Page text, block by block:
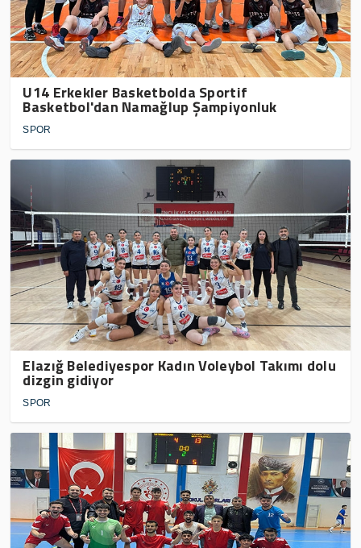
U14 Erkekler Basketbolda Sportif
Basketbol'dan Namağlup Şampiyonluk
SPOR
Elazığ Belediyespor Kadın Voleybol Takımı dolu
dizgin gidiyor
SPOR